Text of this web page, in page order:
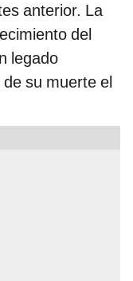
anterior. La
del
legado
su muerte el